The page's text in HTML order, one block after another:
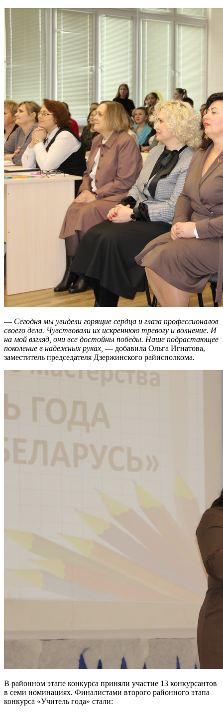
— Сегодня мы увидели горящие сердца и глаза профессионалов
своего дела. Чувствовали их искреннюю тревогу и волнение. И
на мой взгляд, они все достойны победы. Наше подрастающее
поколение в надежных руках, — добавила Ольга Игнатова,
заместитель председателя Дзержинского райисполкома.
В районном этапе конкурса приняли участие 13 конкурсантов
в семи номинациях. Финалистами второго районного этапа
конкурса «Учитель года» стали: